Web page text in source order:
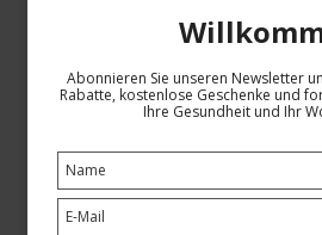
Stützstrümpfe Bambus, Rib
26-8201-3
Abonnieren Sie unseren Newsletter
Rabatte, kostenlose Geschenke und
Ihre Gesundheit und Ihr